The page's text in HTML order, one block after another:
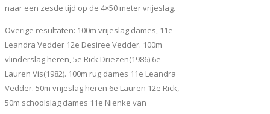
naar een zesde tijd op de 4×50 meter vrijeslag.
Overige resultaten: 100m vrijeslag dames, 11e
Leandra Vedder 12e Desiree Vedder. 100m
vlinderslag heren, 5e Rick Driezen(1986) 6e
Lauren Vis(1982). 100m rug dames 11e Leandra
Vedder. 50m vrijeslag heren 6e Lauren 12e Rick,
50m schoolslag dames 11e Nienke van